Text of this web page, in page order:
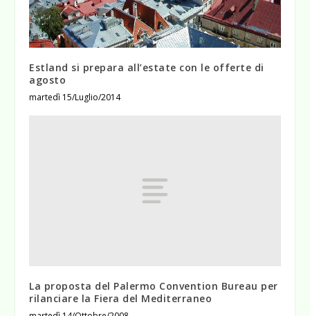
Estland si prepara all’estate con le offerte di
agosto
martedì 15/Luglio/2014
La proposta del Palermo Convention Bureau per
rilanciare la Fiera del Mediterraneo